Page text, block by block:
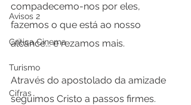
Avisos 2
Crítica Cinema
Turismo
Cifras
compadecemo-nos por eles,
fazemos o que está ao nosso
alcance... e rezamos mais.
Através do apostolado da amizade
seguimos Cristo a passos firmes.